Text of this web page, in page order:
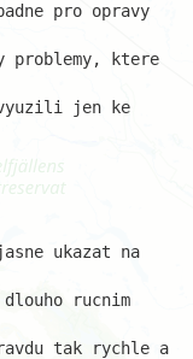
pro opravy
problemy, ktere
vyuzili jen ke
ukazat na
rucnim
tak rychle a